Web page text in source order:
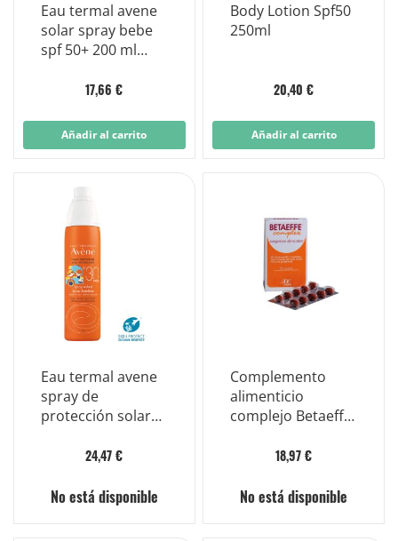
Eau termal avene
solar spray bebe
spf 50+ 200 ml
17,66 €
Añadir al carrito
Body Lotion Spf50
250ml
20,40 €
Añadir al carrito
Eau termal avene
spray de
protección solar
24,47 €
No está disponible
Complemento
alimenticio
complejo Betaeffe
18,97 €
No está disponible